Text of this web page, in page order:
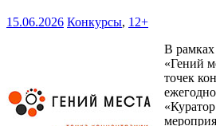
15.06.2026 Конкурсы, 12+
В рамках
«Гений
точек